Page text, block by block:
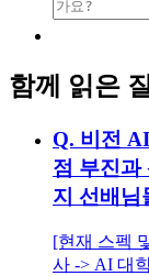
함께 읽은
Q. 비전
점 부진과
지 선배님
[현재 스펙
사 -> AI 대